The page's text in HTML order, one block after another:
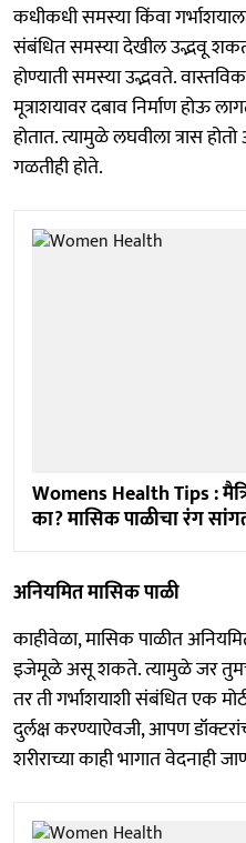
कधीकधी समस्या किंवा
संबंधित समस्या देखील उद्भवू
होण्याती समस्या उद्भवते.
मूत्राशयावर दबाव निर्माण होऊ
होतात. त्यामुळे लघवीला त्रास
गळतीही होते.
Womens Health Tips :
का? मासिक पाळीचा रंग
अनियमित मासिक पाळी
काहीवेळा, मासिक पाळीत
इजेमूळे असू शकते. त्यामुळे जर
तर ती गर्भाशयाशी संबंधित एक
दुर्लक्ष करण्याऐवजी, आपण
शरीराच्या काही भागात वेदनाही